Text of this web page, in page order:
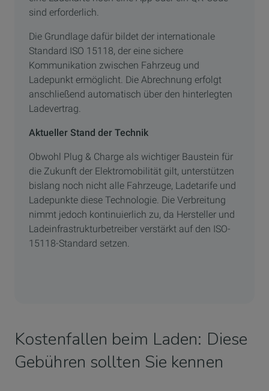
sind erforderlich.
Die Grundlage dafür bildet der internationale
Standard ISO 15118, der eine sichere
Kommunikation zwischen Fahrzeug und
Ladepunkt ermöglicht. Die Abrechnung erfolgt
anschließend automatisch über den hinterlegten
Ladevertrag.
Aktueller Stand der Technik
Obwohl Plug & Charge als wichtiger Baustein für
die Zukunft der Elektromobilität gilt, unterstützen
bislang noch nicht alle Fahrzeuge, Ladetarife und
Ladepunkte diese Technologie. Die Verbreitung
nimmt jedoch kontinuierlich zu, da Hersteller und
Ladeinfrastrukturbetreiber verstärkt auf den ISO-
15118-Standard setzen.
Kostenfallen beim Laden: Diese
Gebühren sollten Sie kennen